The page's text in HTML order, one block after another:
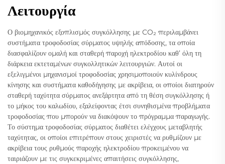
Λειτουργία
Ο βιομηχανικός εξοπλισμός συγκόλλησης με CO₂ περιλαμβάνει
συστήματα τροφοδοσίας σύρματος υψηλής απόδοσης, τα οποία
διασφαλίζουν ομαλή και σταθερή παροχή ηλεκτροδίου καθ’ όλη τη
διάρκεια εκτεταμένων συγκολλητικών λειτουργιών. Αυτοί οι
εξελιγμένοι μηχανισμοί τροφοδοσίας χρησιμοποιούν κυλίνδρους
κίνησης και συστήματα καθοδήγησης με ακρίβεια, οι οποίοι διατηρούν
σταθερή ταχύτητα σύρματος ανεξάρτητα από τη θέση συγκόλλησης ή
το μήκος του καλωδίου, εξαλείφοντας έτσι συνηθισμένα προβλήματα
τροφοδοσίας που μπορούν να διακόψουν το πρόγραμμα παραγωγής.
Το σύστημα τροφοδοσίας σύρματος διαθέτει ελέγχους μεταβλητής
ταχύτητας, οι οποίοι επιτρέπουν στους χειριστές να ρυθμίζουν με
ακρίβεια τους ρυθμούς παροχής ηλεκτροδίου προκειμένου να
ταιριάζουν με τις συγκεκριμένες απαιτήσεις συγκόλλησης,